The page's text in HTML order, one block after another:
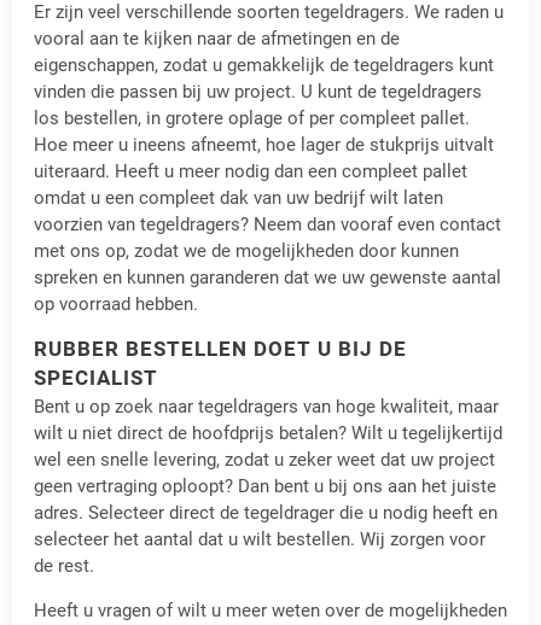
Er zijn veel verschillende soorten tegeldragers. We raden u
vooral aan te kijken naar de afmetingen en de
eigenschappen, zodat u gemakkelijk de tegeldragers kunt
vinden die passen bij uw project. U kunt de tegeldragers
los bestellen, in grotere oplage of per compleet pallet.
Hoe meer u ineens afneemt, hoe lager de stukprijs uitvalt
uiteraard. Heeft u meer nodig dan een compleet pallet
omdat u een compleet dak van uw bedrijf wilt laten
voorzien van tegeldragers? Neem dan vooraf even contact
met ons op, zodat we de mogelijkheden door kunnen
spreken en kunnen garanderen dat we uw gewenste aantal
op voorraad hebben.
RUBBER BESTELLEN DOET U BIJ DE
SPECIALIST
Bent u op zoek naar tegeldragers van hoge kwaliteit, maar
wilt u niet direct de hoofdprijs betalen? Wilt u tegelijkertijd
wel een snelle levering, zodat u zeker weet dat uw project
geen vertraging oploopt? Dan bent u bij ons aan het juiste
adres. Selecteer direct de tegeldrager die u nodig heeft en
selecteer het aantal dat u wilt bestellen. Wij zorgen voor
de rest.
Heeft u vragen of wilt u meer weten over de mogelijkheden